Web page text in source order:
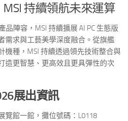
持續領航未來運算
品陣容，MSI 持續擴展 AI PC 生態版
需求與工藝美學深度融合。從旗艦
機種，MSI 持續透過領先技術整合與
造更智慧、更高效且更具彈性的次
展出資訊
覽館一館，攤位號碼：L0118